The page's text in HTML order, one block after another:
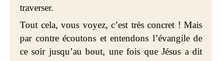
traverser.
Tout cela, vous voyez, c’est très concret ! Mais
par contre écoutons et entendons l’évangile de
ce soir jusqu’au bout, une fois que Jésus a dit